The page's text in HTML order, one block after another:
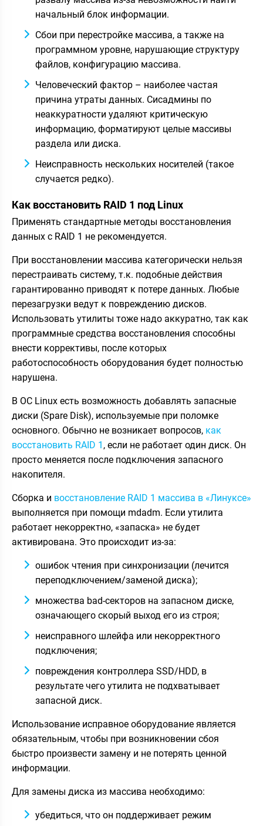
начальный блок информации.
Сбои при перестройке массива, а также на
программном уровне, нарушающие структуру
файлов, конфигурацию массива.
Человеческий фактор – наиболее частая
причина утраты данных. Сисадмины по
неаккуратности удаляют критическую
информацию, форматируют целые массивы
раздела или диска.
Неисправность нескольких носителей (такое
случается редко).
Как восстановить RAID 1 под Linux
Применять стандартные методы восстановления
данных с RAID 1 не рекомендуется.
При восстановлении массива категорически нельзя
перестраивать систему, т.к. подобные действия
гарантированно приводят к потере данных. Любые
перезагрузки ведут к повреждению дисков.
Использовать утилиты тоже надо аккуратно, так как
программные средства восстановления способны
внести коррективы, после которых
работоспособность оборудования будет полностью
нарушена.
В ОС Linux есть возможность добавлять запасные
диски (Spare Disk), используемые при поломке
основного. Обычно не возникает вопросов, как
восстановить RAID 1 , если не работает один диск. Он
просто меняется после подключения запасного
накопителя.
Сборка и восстановление RAID 1 массива в «Линуксе»
выполняется при помощи mdadm. Если утилита
работает некорректно, «запаска» не будет
активирована. Это происходит из-за:
ошибок чтения при синхронизации (лечится
переподключением/заменой диска);
множества bad-секторов на запасном диске,
означающего скорый выход его из строя;
неисправного шлейфа или некорректного
подключения;
повреждения контроллера SSD/HDD, в
результате чего утилита не подхватывает
запасной диск.
Использование исправное оборудование является
обязательным, чтобы при возникновении сбоя
быстро произвести замену и не потерять ценной
информации.
Для замены диска из массива необходимо:
убедиться, что он поддерживает режим